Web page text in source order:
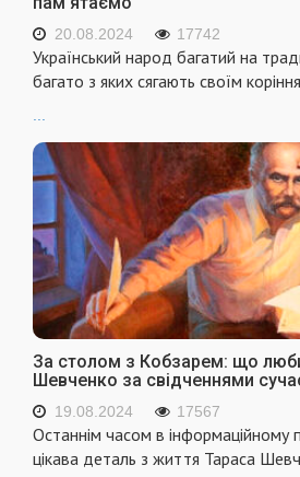
20.08.2024 17742
Український народ багатий на
багато з яких сягають своїм
За столом з Кобзарем: що
Шевченко за свідченнями
19.08.2024 17567
Останнім часом в інформаційному
цікава деталь з життя Тараса